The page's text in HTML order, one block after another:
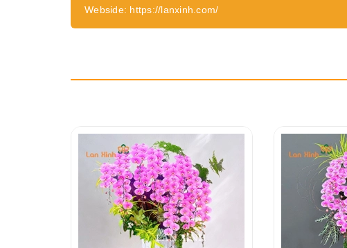
Webside: https://lanxinh.com/